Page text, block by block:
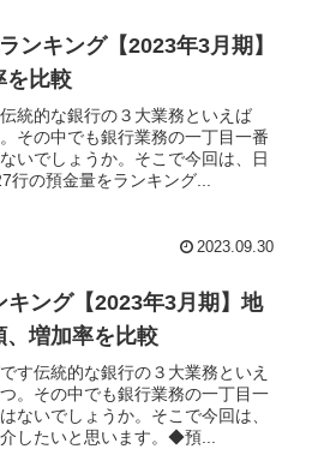
ンキング【2023年3月期】
を比較
統的な銀行の３大業務といえば
その中でも銀行業務の一丁目一番
いでしょうか。そこで今回は、日
の預金量をランキング...
2023.09.30
ング【2023年3月期】地
、増加率を比較
す伝統的な銀行の３大業務といえ
。その中でも銀行業務の一丁目一
ないでしょうか。そこで今回は、
したいと思います。◆預...